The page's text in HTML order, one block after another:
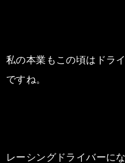
私の本業もこの頃はドラ
ですね。
レーシングドライバーに